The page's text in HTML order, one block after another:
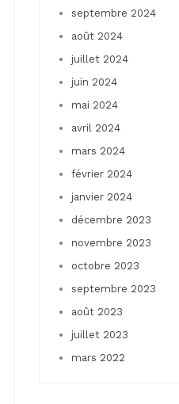
septembre 2024
août 2024
juillet 2024
juin 2024
mai 2024
avril 2024
mars 2024
février 2024
janvier 2024
décembre 2023
novembre 2023
octobre 2023
septembre 2023
août 2023
juillet 2023
mars 2022